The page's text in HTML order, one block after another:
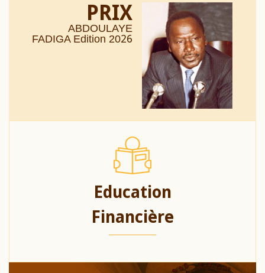
PRIX
ABDOULAYE
FADIGA Edition 2026
Education
Financière